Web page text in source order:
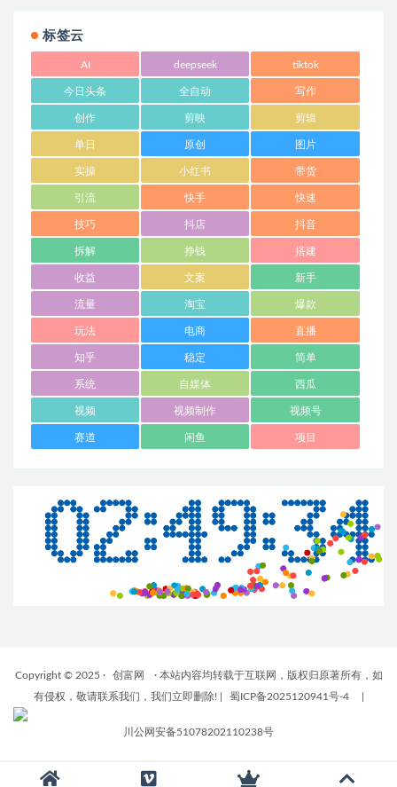
标签云
AI deepseek tiktok
今日头条 全自动 写作
创作 剪映 剪辑
单日 原创 图片
实操 小红书 带货
引流 快手 快速
技巧 抖店 抖音
拆解 挣钱 搭建
收益 文案 新手
流量 淘宝 爆款
玩法 电商 直播
知乎 稳定 简单
系统 自媒体 西瓜
视频 视频制作 视频号
赛道 闲鱼 项目
Copyright © 2025 · 创富网
· 本站内容均转载于互联网，版权归原著所有，如
有侵权，敬请联系我们，我们立即删除!
蜀ICP备2025120941号-4
川公网安备51078202110238号